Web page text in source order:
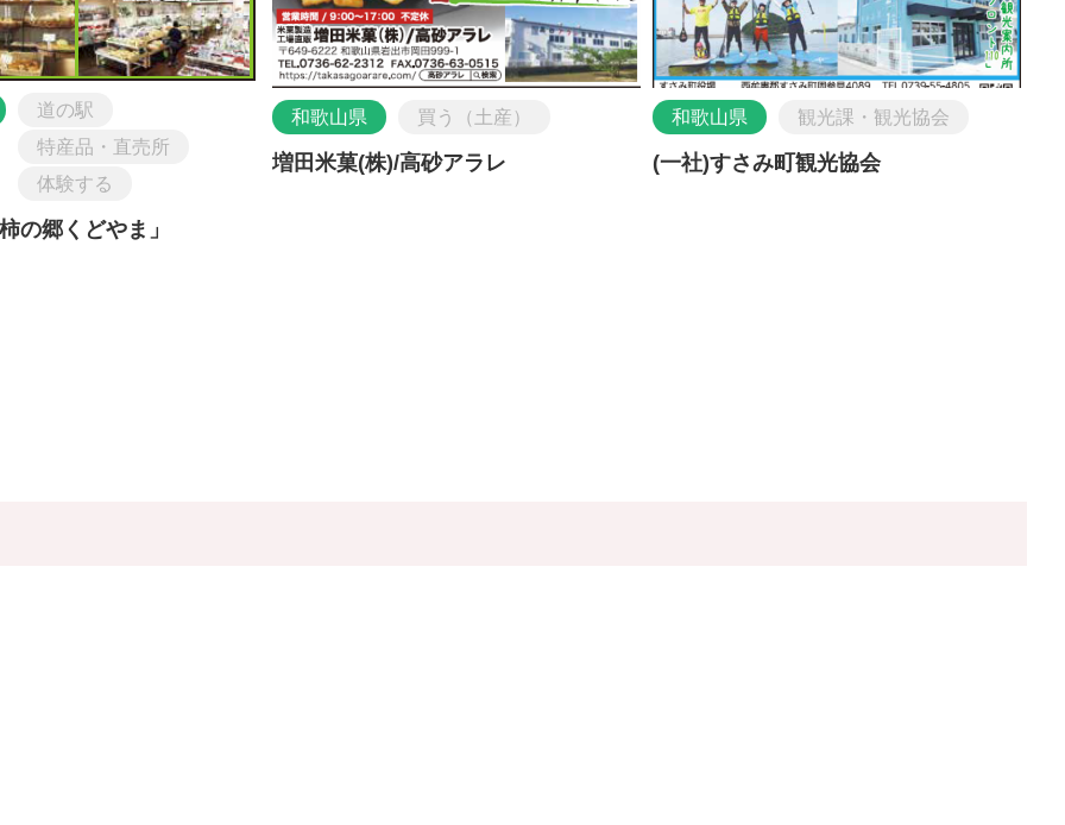
道の駅
特産品・直売所
体験する
郷くどやま」
和歌山県 買う（土産）
増田米菓(株)/高砂アラレ
和歌山県 観光課・観光協会
(一社)すさみ町観光協会